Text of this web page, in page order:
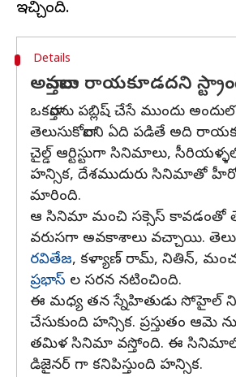
Details
అవాస్తవాలు రాయకూడదని
ఒకవార్తను పబ్లిష్ చేసే ముందు
తెలుసుకోవాలని ఏది పడితే అది
చైల్డ్ ఆర్టిస్టుగా సినిమాలు,
హన్సిక, దేశముదురు సినిమాతో
మారింది.
ఆ సినిమా మంచి సక్సెస్ కావడంతో
వరుసగా అవకాశాలు వచ్చాయి.
రవితేజ, కళ్యాణ్ రామ్, నితిన్,
ప్రభాస్ ల సరన నటించింది.
ఈ మధ్య తన స్నేహితుడు సోహైల్ ని
చేసుకుంది హన్సిక. ప్రస్తుతం ఆమె
తమిళ సినిమా వస్తోంది. ఈ
డిజైనర్ గా కనిపిస్తుంది హన్సిక.